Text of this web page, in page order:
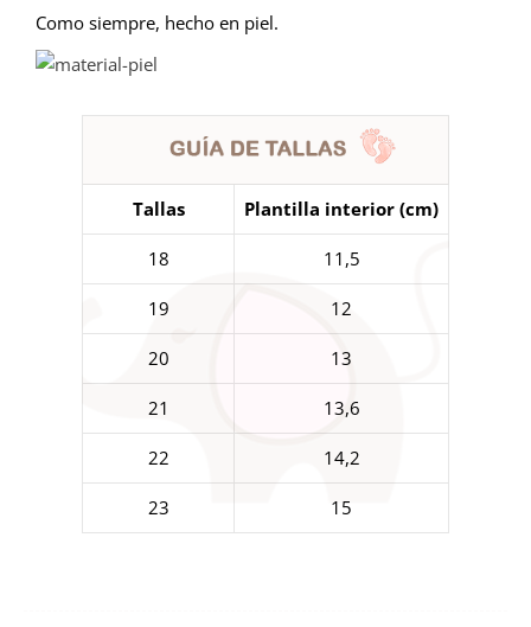
Como siempre, hecho en piel.
Tallas Plantilla interior (cm)
18 11,5
19 12
20 13
21 13,6
22 14,2
23 15